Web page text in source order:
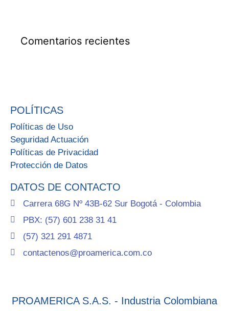
Comentarios recientes
POLÍTICAS
Políticas de Uso
Seguridad Actuación
Políticas de Privacidad
Protección de Datos
DATOS DE CONTACTO
Carrera 68G Nº 43B-62 Sur Bogotá - Colombia
PBX: (57) 601 238 31 41
(57) 321 291 4871
contactenos@proamerica.com.co
PROAMERICA S.A.S. - Industria Colombiana